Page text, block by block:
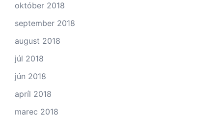
október 2018
september 2018
august 2018
júl 2018
jún 2018
apríl 2018
marec 2018